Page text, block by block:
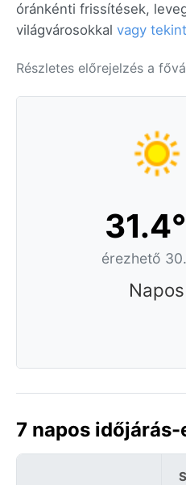
óránkénti frissítések,
világvárosokkal vagy
Részletes előrejelzés a
érezhető
Napos
7 napos